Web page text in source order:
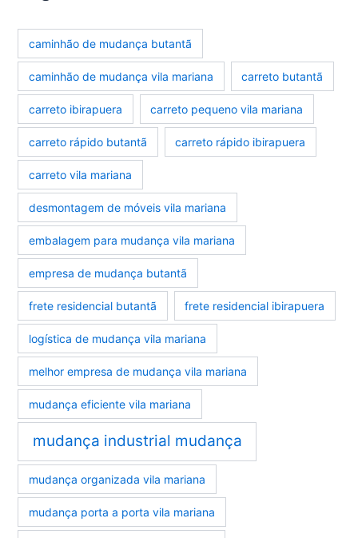
caminhão de mudança butantã
caminhão de mudança vila mariana carreto butantã
carreto ibirapuera carreto pequeno vila mariana
carreto rápido butantã carreto rápido ibirapuera
carreto vila mariana
desmontagem de móveis vila mariana
embalagem para mudança vila mariana
empresa de mudança butantã
frete residencial butantã frete residencial ibirapuera
logística de mudança vila mariana
melhor empresa de mudança vila mariana
mudança eficiente vila mariana
mudança industrial mudança
mudança organizada vila mariana
mudança porta a porta vila mariana